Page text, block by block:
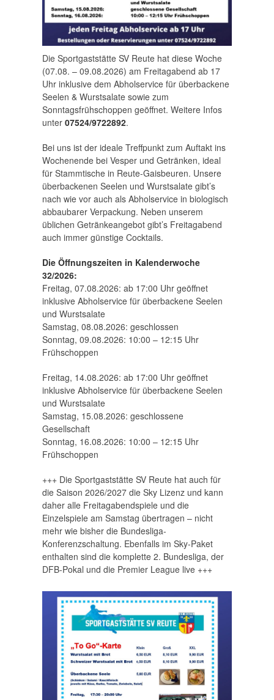
Die Sportgaststätte SV Reute hat diese Woche
(07.08. – 09.08.2026) am Freitagabend ab 17
Uhr inklusive dem Abholservice für überbackene
Seelen & Wurstsalate sowie zum
Sonntagsfrühschoppen geöffnet. Weitere Infos
unter 07524/9722892.
Bei uns ist der ideale Treffpunkt zum Auftakt ins
Wochenende bei Vesper und Getränken, ideal
für Stammtische in Reute-Gaisbeuren. Unsere
überbackenen Seelen und Wurstsalate gibt’s
nach wie vor auch als Abholservice in biologisch
abbaubarer Verpackung. Neben unserem
üblichen Getränkeangebot gibt’s Freitagabend
auch immer günstige Cocktails.
Die Öffnungszeiten in Kalenderwoche
32/2026:
Freitag, 07.08.2026: ab 17:00 Uhr geöffnet
inklusive Abholservice für überbackene Seelen
und Wurstsalate
Samstag, 08.08.2026: geschlossen
Sonntag, 09.08.2026: 10:00 – 12:15 Uhr
Frühschoppen
Freitag, 14.08.2026: ab 17:00 Uhr geöffnet
inklusive Abholservice für überbackene Seelen
und Wurstsalate
Samstag, 15.08.2026: geschlossene
Gesellschaft
Sonntag, 16.08.2026: 10:00 – 12:15 Uhr
Frühschoppen
+++ Die Sportgaststätte SV Reute hat auch für
die Saison 2026/2027 die Sky Lizenz und kann
daher alle Freitagabendspiele und die
Einzelspiele am Samstag übertragen – nicht
mehr wie bisher die Bundesliga-
Konferenzschaltung. Ebenfalls im Sky-Paket
enthalten sind die komplette 2. Bundesliga, der
DFB-Pokal und die Premier League live +++